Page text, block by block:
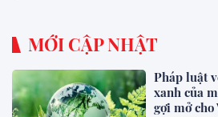
MỚI CẬP NHẬT
Pháp luật
xanh của
gợi mở